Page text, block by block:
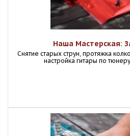
Наша Мастерская:
Снятие старых струн, протяжка
настройка гитары по